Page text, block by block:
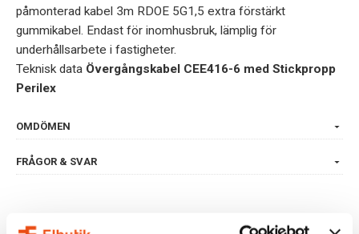
påmonterad kabel 3m RDOE 5G1,5 extra förstärkt
gummikabel. Endast för inomhusbruk, lämplig för
underhållsarbete i fastigheter.
Teknisk data Övergångskabel CEE416-6 med Stickpropp
Perilex
OMDÖMEN
FRÅGOR & SVAR